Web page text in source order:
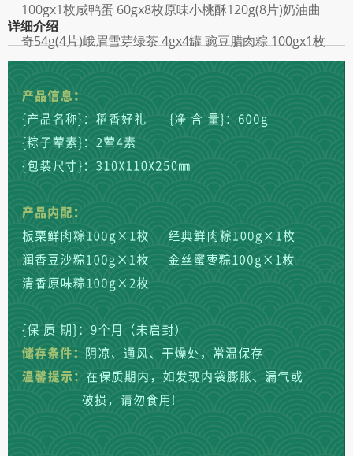
100gx1枚咸鸭蛋 60gx8枚原味小桃酥120g(8片)奶油曲
奇54g(4片)峨眉雪芽绿茶 4gx4罐 豌豆腊肉粽 100gx1枚
经典鲜肉粽 100gX2枚 红烧排骨粽 100gx1枚 桂花蜜藕
粽 100gx2枚山楂锅盔 180g(6片)椒盐小桃酥120g(8片)
巧克力曲奇54g
详细介绍